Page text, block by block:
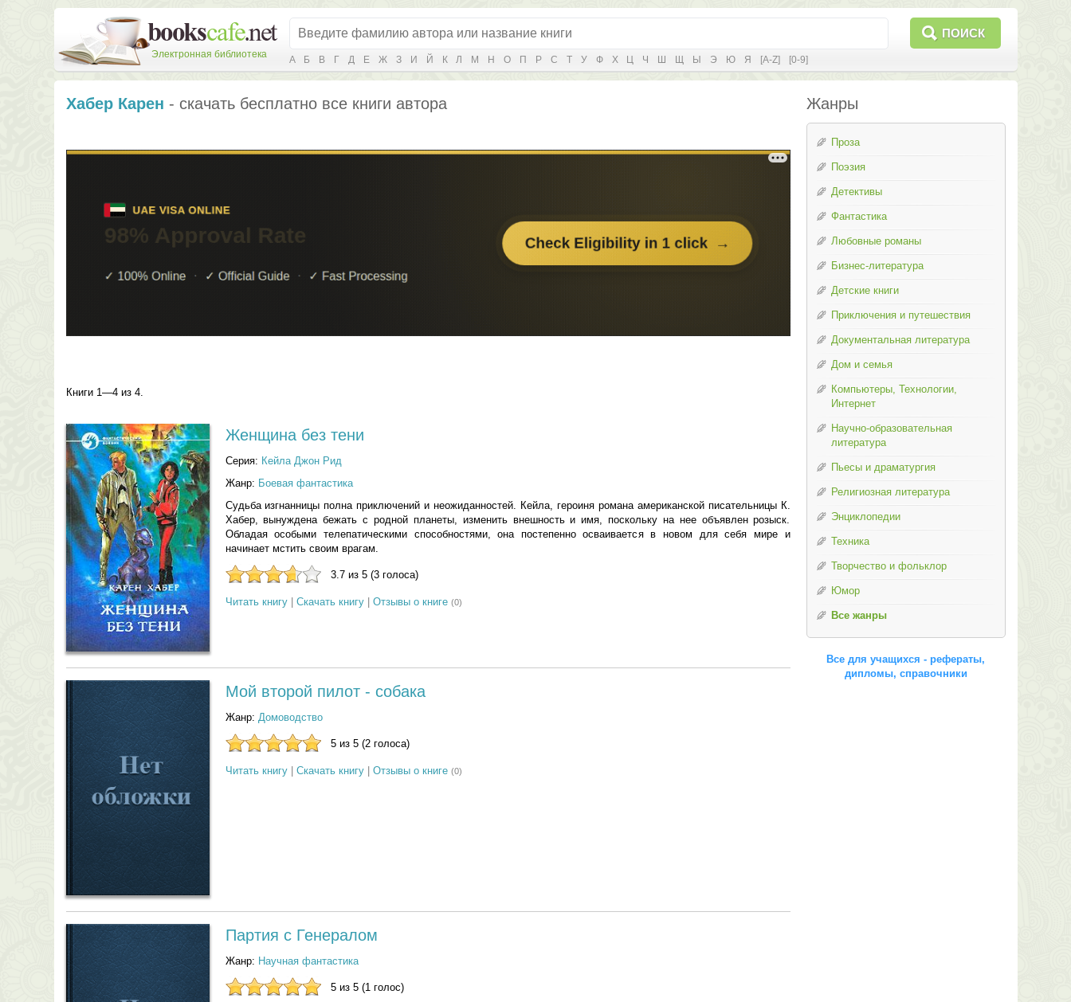
Электронная библиотека
ПОИСК
А Б В Г Д Е Ж З И Й К Л М Н О П Р С Т У Ф Х Ц Ч Ш Щ Ы Э Ю Я [A-Z] [0-9]
Хабер Карен - скачать бесплатно все книги автора
Книги 1—4 из 4.
Женщина без тени
Серия: Кейла Джон Рид
Жанр: Боевая фантастика
Судьба изгнанницы полна приключений и неожиданностей. Кейла, героиня романа американской писательницы К.
Хабер, вынуждена бежать с родной планеты, изменить внешность и имя, поскольку на нее объявлен розыск.
Обладая особыми телепатическими способностями, она постепенно осваивается в новом для себя мире и
начинает мстить своим врагам.
3.7 из 5 (3 голоса)
Читать книгу| Скачать книгу| Отзывы о книге (0)
Мой второй пилот - собака
Жанр: Домоводство
5 из 5 (2 голоса)
Читать книгу| Скачать книгу| Отзывы о книге (0)
Партия с Генералом
Жанр: Научная фантастика
5 из 5 (1 голос)
Жанры
Проза
Поэзия
Детективы
Фантастика
Любовные романы
Бизнес-литература
Детские книги
Приключения и путешествия
Документальная литература
Дом и семья
Компьютеры, Технологии,
Интернет
Научно-образовательная
литература
Пьесы и драматургия
Религиозная литература
Энциклопедии
Техника
Творчество и фольклор
Юмор
Все жанры
Все для учащихся - рефераты,
дипломы, справочники